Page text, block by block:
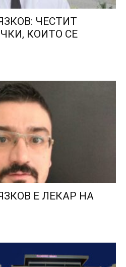
ЧЕСТИТ
КОИТО СЕ
Е ЛЕКАР НА